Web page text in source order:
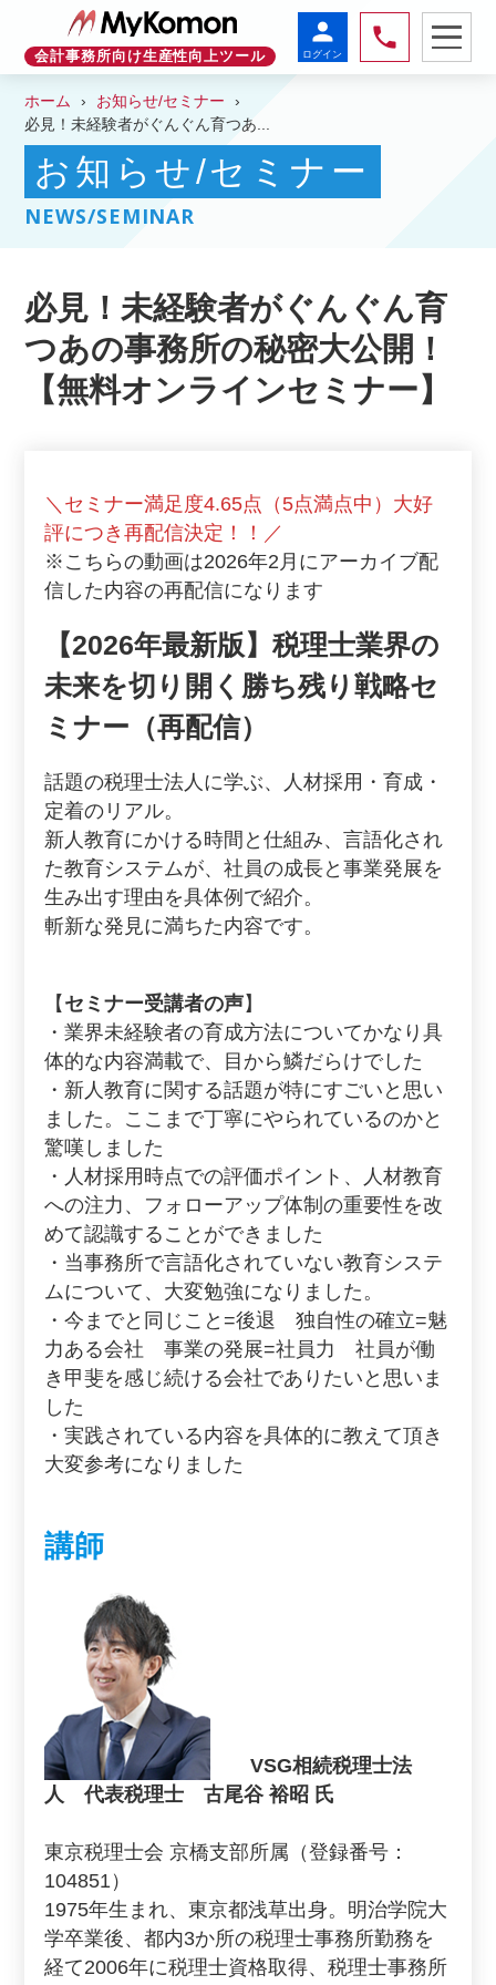
会計事務所向け生産性向上ツール
person
ログイン
phone
ホーム
お知らせ/セミナー
必見！未経験者がぐんぐん育つあ...
お知らせ/セミナー
NEWS/SEMINAR
必見！未経験者がぐんぐん育
つあの事務所の秘密大公開！
【無料オンラインセミナー】
＼セミナー満足度4.65点（5点満点中）大好
評につき再配信決定！！／
※こちらの動画は2026年2月にアーカイブ配
信した内容の再配信になります
【2026年最新版】​税理士業界の
未来を​切り開く​勝ち残り戦略セ
ミナー（再配信）
話題の税理士法人に学ぶ、人材採用・育成・
定着のリアル。
新人教育にかける時間と仕組み、言語化され
た教育システムが、社員の成長と事業発展を
生み出す理由を具体例で紹介。
斬新な発見に満ちた内容です。
【 セミナー受講者の声】
・業界未経験者の育成方法についてかなり具
体的な内容満載で、目から鱗だらけでした
・新人教育に関する話題が特にすごいと思い
ました。ここまで丁寧にやられているのかと
驚嘆しました
・人材採用時点での評価ポイント、人材教育
への注力、フォローアップ体制の重要性を改
めて認識することができました
・当事務所で言語化されていない教育システ
ムについて、大変勉強になりました。
・今までと同じこと=後退 独自性の確立=魅
力ある会社 事業の発展=社員力 社員が働
き甲斐を感じ続ける会社でありたいと思いま
した
・実践されている内容を具体的に教えて頂き
大変参考になりました
講師
VSG相続税理士法
人 代表税理士 古尾谷 裕昭 氏
東京税理士会 京橋支部所属（登録番号：
104851）
1975年生まれ、東京都浅草出身。明治学院大
学卒業後、都内3か所の税理士事務所勤務を
経て2006年に税理士資格取得、税理士事務所